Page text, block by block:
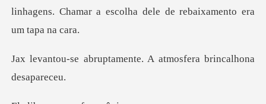
linhagens. Chamar a escolha de
amente. A atmosfera br